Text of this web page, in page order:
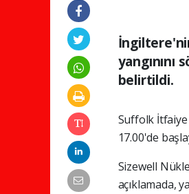
belirtildi.
Suffolk İtfaiye
17.00'de
Sizewell
açıklamada,